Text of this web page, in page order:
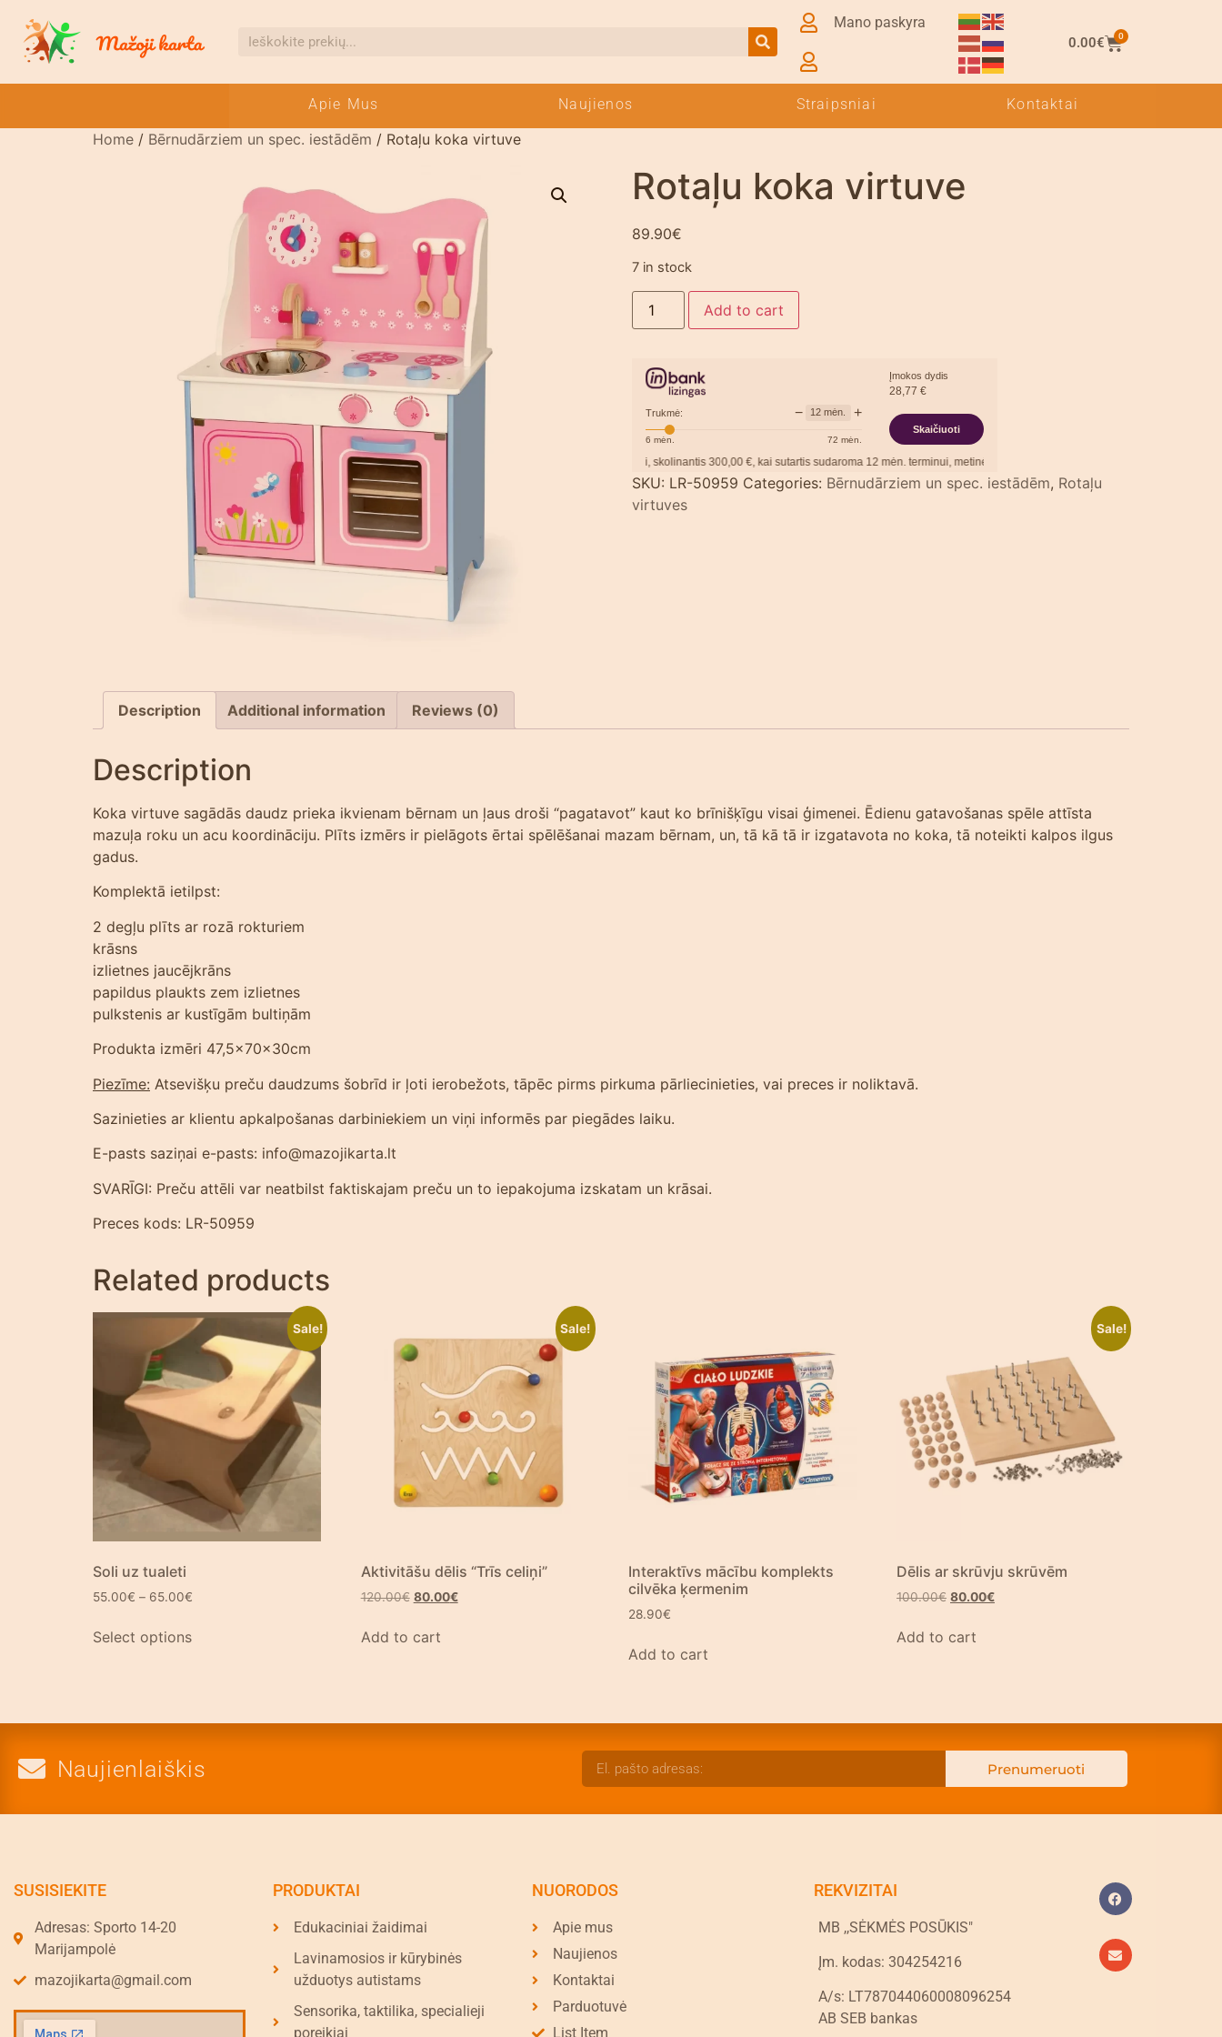
Mano paskyra
0.00€ 0
Apie Mus Naujienos Straipsniai Kontaktai
Home / Bērnudārziem un spec. iestādēm / Rotaļu koka virtuve
Rotaļu koka virtuve
89.90€
7 in stock
Add to cart
Trukmė: − 12 mėn. +
6 mėn. 72 mėn.
Įmokos dydis
28,77 €
Skaičiuoti
Pavyzdžiui, skolinantis 300,00€, kai sutartis sudaroma12mėn. terminui, metinė palūkanų norma –
SKU: LR-50959 Categories: Bērnudārziem un spec. iestādēm, Rotaļu
virtuves
Description Additional information Reviews (0)
Description
Koka virtuve sagādās daudz prieka ikvienam bērnam un ļaus droši “pagatavot” kaut ko brīnišķīgu visai ģimenei. Ēdienu gatavošanas spēle attīsta
mazuļa roku un acu koordināciju. Plīts izmērs ir pielāgots ērtai spēlēšanai mazam bērnam, un, tā kā tā ir izgatavota no koka, tā noteikti kalpos ilgus
gadus.
Komplektā ietilpst:
2 degļu plīts ar rozā rokturiem
krāsns
izlietnes jaucējkrāns
papildus plaukts zem izlietnes
pulkstenis ar kustīgām bultiņām
Produkta izmēri 47,5x70x30cm
Piezīme: Atsevišķu preču daudzums šobrīd ir ļoti ierobežots, tāpēc pirms pirkuma pārliecinieties, vai preces ir noliktavā.
Sazinieties ar klientu apkalpošanas darbiniekiem un viņi informēs par piegādes laiku.
E-pasts saziņai e-pasts: info@mazojikarta.lt
SVARĪGI: Preču attēli var neatbilst faktiskajam preču un to iepakojuma izskatam un krāsai.
Preces kods: LR-50959
Related products
Sale!
Soli uz tualeti
55.00€ – 65.00€
Select options
Sale!
Aktivitāšu dēlis “Trīs celiņi”
120.00€ 80.00€
Add to cart
Interaktīvs mācību komplekts
cilvēka ķermenim
28.90€
Add to cart
Sale!
Dēlis ar skrūvju skrūvēm
100.00€ 80.00€
Add to cart
Naujienlaiškis Prenumeruoti
SUSISIEKITE
Adresas: Sporto 14-20
Marijampolė
mazojikarta@gmail.com
PRODUKTAI
Edukaciniai žaidimai
Lavinamosios ir kūrybinės
užduotys autistams
Sensorika, taktilika, specialieji
poreikiai
NUORODOS
Apie mus
Naujienos
Kontaktai
Parduotuvė
List Item
REKVIZITAI
MB ,,SĖKMĖS POSŪKIS"
Įm. kodas: 304254216
A/s: LT787044060008096254
AB SEB bankas